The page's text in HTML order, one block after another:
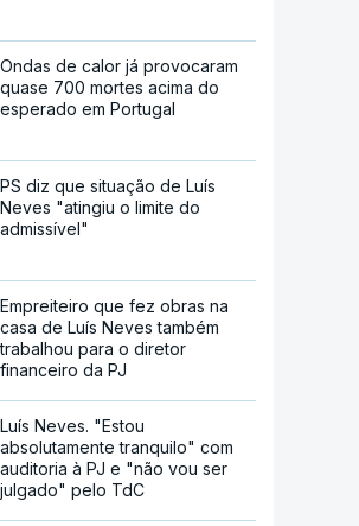
Ondas de calor já provocaram
quase 700 mortes acima do
esperado em Portugal
PS diz que situação de Luís
Neves "atingiu o limite do
admissível"
Empreiteiro que fez obras na
casa de Luís Neves também
trabalhou para o diretor
financeiro da PJ
Luís Neves. "Estou
absolutamente tranquilo" com
auditoria à PJ e "não vou ser
julgado" pelo TdC